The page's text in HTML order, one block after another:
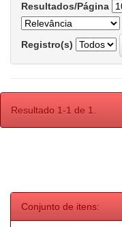
Resultados/Página
Registro(s)
Resultado 1-1 de 1.
Conjunto de itens: